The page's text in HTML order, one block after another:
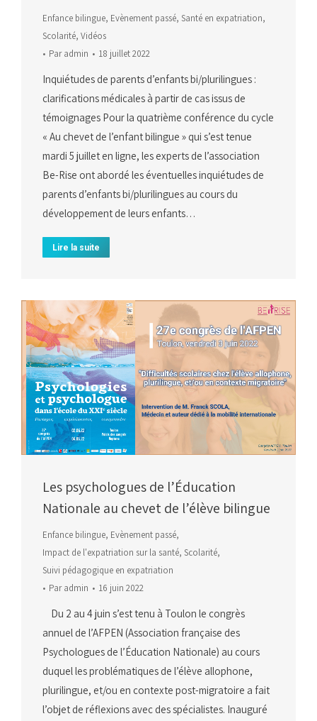
Enfance bilingue, Evènement passé, Santé en expatriation,
Scolarité, Vidéos
Paradmin 18 juillet 2022
Inquiétudes de parents d’enfants bi/plurilingues :
clarifications médicales à partir de cas issus de
témoignages Pour la quatrième conférence du cycle
« Au chevet de l’enfant bilingue » qui s’est tenue
mardi 5 juillet en ligne, les experts de l’association
Be-Rise ont abordé les éventuelles inquiétudes de
parents d’enfants bi/plurilingues au cours du
développement de leurs enfants…
Lire la suite
Les psychologues de l’Éducation
Nationale au chevet de l’élève bilingue
Enfance bilingue, Evènement passé,
Impact de l'expatriation sur la santé, Scolarité,
Suivi pédagogique en expatriation
Paradmin 16 juin 2022
Du 2 au 4 juin s’est tenu à Toulon le congrès
annuel de l’AFPEN (Association française des
Psychologues de l’Éducation Nationale) au cours
duquel les problématiques de l’élève allophone,
plurilingue, et/ou en contexte post-migratoire a fait
l’objet de réflexions avec des spécialistes. Inauguré